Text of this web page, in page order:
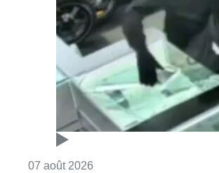
07 août 2026